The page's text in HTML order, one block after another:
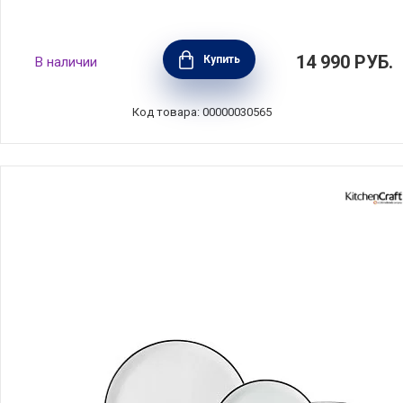
Обеденный набор "Тропические цветы" на 4
персоны, 16 предметов, фарфор, Maxwell &
Williams, MW413-II0115
В наличии Купить 14 990 РУБ.
Код товара: 00000030565